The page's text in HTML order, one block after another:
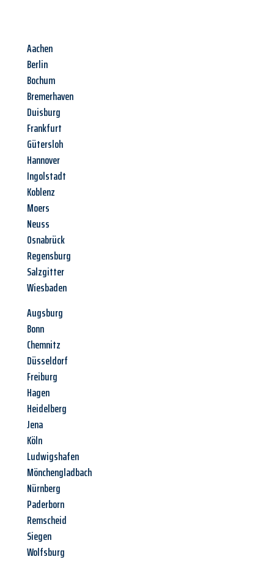
Aachen
Berlin
Bochum
Bremerhaven
Duisburg
Frankfurt
Gütersloh
Hannover
Ingolstadt
Koblenz
Moers
Neuss
Osnabrück
Regensburg
Salzgitter
Wiesbaden
Augsburg
Bonn
Chemnitz
Düsseldorf
Freiburg
Hagen
Heidelberg
Jena
Köln
Ludwigshafen
Mönchengladbach
Nürnberg
Paderborn
Remscheid
Siegen
Wolfsburg